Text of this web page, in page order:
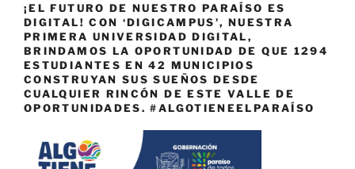
¡EL FUTURO DE NUESTRO PARAÍSO ES
DIGITAL! CON ‘DIGICAMPUS’, NUESTRA
PRIMERA UNIVERSIDAD DIGITAL,
BRINDAMOS LA OPORTUNIDAD DE QUE 1294
ESTUDIANTES EN 42 MUNICIPIOS
CONSTRUYAN SUS SUEÑOS DESDE
CUALQUIER RINCÓN DE ESTE VALLE DE
OPORTUNIDADES. #ALGOTIENEELPARAÍSO